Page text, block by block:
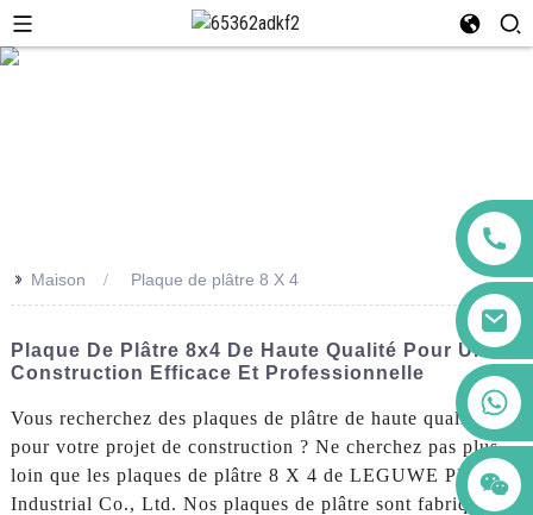
>> Maison Plaque de plâtre 8 X 4
Plaque De Plâtre 8x4 De Haute Qualité Pour Une
Construction Efficace Et Professionnelle
Vous recherchez des plaques de plâtre de haute qualité
pour votre projet de construction ? Ne cherchez pas plus
loin que les plaques de plâtre 8 X 4 de LEGUWE Plastics
Industrial Co., Ltd. Nos plaques de plâtre sont fabriquées